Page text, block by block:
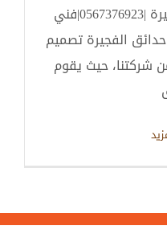
شركة تنسيق حدائق الفجيرة |0567376923|فني
الفجيرة تصميم
شركتنا، حيث يقوم